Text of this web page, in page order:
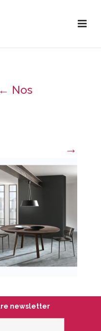
← Nos
→
newsletter